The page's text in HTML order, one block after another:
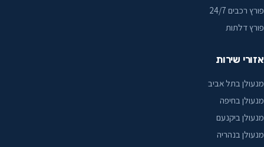
רמת גן
רעננה
שוהם
פורץ רכבים 24/7
פורץ דלתות
אזורי שירות
מנעולן בתל אביב
מנעולן בחיפה
מנעולן ביקנעם
מנעולן בנהריה